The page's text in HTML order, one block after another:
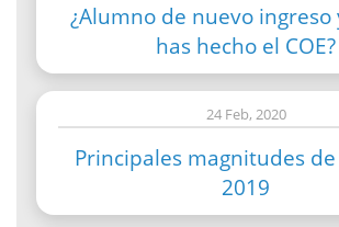
¿Alumno de nuevo ingreso
has hecho el COE?
24 Feb, 2020
Principales magnitudes de
2019